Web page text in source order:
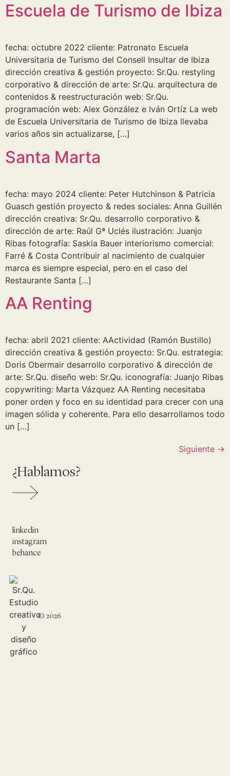
Escuela de Turismo de Ibiza
fecha: octubre 2022 cliente: Patronato Escuela
Universitaria de Turismo del Consell Insultar de Ibiza
dirección creativa & gestión proyecto: Sr.Qu. restyling
corporativo & dirección de arte: Sr.Qu. arquitectura de
contenidos & reestructuración web: Sr.Qu.
programación web: Alex González e Iván Ortíz La web
de Escuela Universitaria de Turismo de Ibiza llevaba
varios años sin actualizarse, […]
Santa Marta
fecha: mayo 2024 cliente: Peter Hutchinson & Patricia
Guasch gestión proyecto & redes sociales: Anna Guillén
dirección creativa: Sr.Qu. desarrollo corporativo &
dirección de arte: Raúl Gª Uclés ilustración: Juanjo
Ribas fotografía: Saskia Bauer interiorismo comercial:
Farré & Costa Contribuir al nacimiento de cualquier
marca es siempre especial, pero en el caso del
Restaurante Santa […]
AA Renting
fecha: abril 2021 cliente: AActividad (Ramón Bustillo)
dirección creativa & gestión proyecto: Sr.Qu. estrategia:
Doris Obermair desarrollo corporativo & dirección de
arte: Sr.Qu. diseño web: Sr.Qu. iconografía: Juanjo Ribas
copywriting: Marta Vázquez AA Renting necesitaba
poner orden y foco en su identidad para crecer con una
imagen sólida y coherente. Para ello desarrollamos todo
un […]
Siguiente →
¿Hablamos?
linkedin
instagram
behance
© 2026